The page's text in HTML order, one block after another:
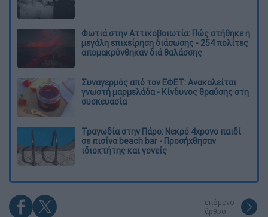
Φωτιά στην Αττικοβοιωτία: Πώς στήθηκε η
μεγάλη επιχείρηση διάσωσης - 254 πολίτες
απομακρύνθηκαν διά θαλάσσης
Συναγερμός από τον ΕΦΕΤ: Ανακαλείται
γνωστή μαρμελάδα - Κίνδυνος θραύσης στη
συσκευασία
Τραγωδία στην Πάρο: Νεκρό 4χρονο παιδί
σε πισίνα beach bar - Προσήχθησαν
ιδιοκτήτης και γονείς
επόμενο
άρθρο